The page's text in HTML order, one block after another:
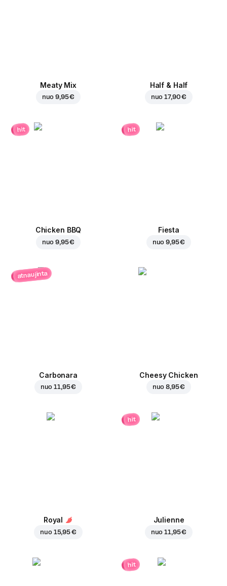
Meaty Mix
nuo9,95 €
Half & Half
nuo17,90 €
hit
Chicken BBQ
nuo9,95 €
hit
Fiesta
nuo9,95 €
atnaujinta
Carbonara
nuo11,95 €
Cheesy Chicken
nuo8,95 €
Royal
nuo 15,95 €
hit
Julienne
nuo11,95 €
hit